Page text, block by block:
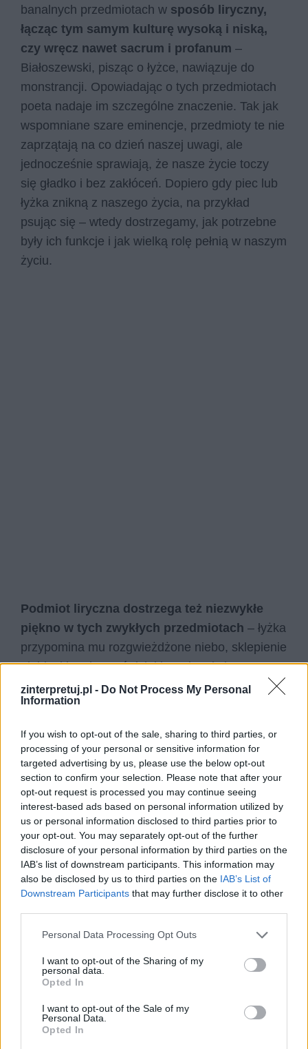
zinterpretuj.pl - Do Not Process My Personal
Information
If you wish to opt-out of the sale, sharing to third parties, or
processing of your personal or sensitive information for
targeted advertising by us, please use the below opt-out
section to confirm your selection. Please note that after your
opt-out request is processed you may continue seeing
interest-based ads based on personal information utilized by
us or personal information disclosed to third parties prior to
your opt-out. You may separately opt-out of the further
disclosure of your personal information by third parties on the
IAB’s list of downstream participants. This information may
also be disclosed by us to third parties on the IAB’s List of
Downstream Participants that may further disclose it to other
Personal Data Processing Opt Outs
I want to opt-out of the Sharing of my
personal data.
Opted In
I want to opt-out of the Sale of my
Personal Data.
Opted In
banalnych przedmiotach w sposób liryczny,
łącząc tym samym kulturę wysoką i niską,
czy wręcz nawet sacrum i profanum –
Białoszewski, pisząc o łyżce, nawiązuje do
monstrancji. Opowiadając o tych przedmiotach
poeta nadaje im szczególne znaczenie. Tak jak
wspomniane szare eminencje, przedmioty te nie
zaprzątają na co dzień naszej uwagi, ale
jednocześnie sprawiają, że nasze życie toczy
się gładko i bez zakłóceń. Dopiero gdy piec lub
łyżka znikną z naszego życia, na przykład
psując się – wtedy dostrzegamy, jak potrzebne
były ich funkcje i jak wielką rolę pełnią w naszym
życiu.
Podmiot liryczna dostrzega też niezwykłe
piękno w tych zwykłych przedmiotach – łyżka
przypomina mu rozgwieżdżone niebo, sklepienie
niebieskie, piec zaś dzięki swoim płytkom
pozwala mu podziwiać grę świateł i odbijające
się w nich zachodzące słońce. W ten sposób
że wszystkouzależnione jest od właściwej
perspektywyi to od człowieka zależy, gdzie
dostrzeże on piękno i coś niezwykłego.
Codzienność pełna jest niespodziewanych
uroków, a przy odrobinie wyobraźni nawet łyżka
durszlakowa może stać się przedmiotem kultu.
Poeta odnajduje poezję tam, gdzie inni widzą
tylko prozę życia. W ten sposób stwarza on
świat na nowo, rozpisuje go na zupełnie innych
zasadach i ustanawia przedmioty codziennego
powszechnie przyjęte. Jest to niemalże
akt
kreacji, nadawanie sakralnego znaczenia
codzienności. Poeta przerzuca także ciężar
interpretacji codzienności na odbiorcę, zmusza